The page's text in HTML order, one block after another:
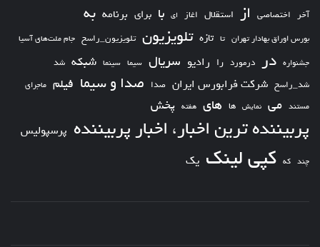
آخر اختصاصی از استقلال اغاز ای با برای برنامه به
بورس اوراق بهادار تهران تا تازه تلویزیون تلویزیون_راسخ جام ملت‌های آسیا
جشنواره در درمورد را رادیو سریال سیما سینما شبکه شد
شد_راسخ شرکت فرابورس ایران صدا صدا و سیما فیلم ماجرای
مستند می نمایش ها های هفته پخش
پربیننده ترین اخبار، اخبار پربیننده پرسپولیس
چند که کپی لینک یک